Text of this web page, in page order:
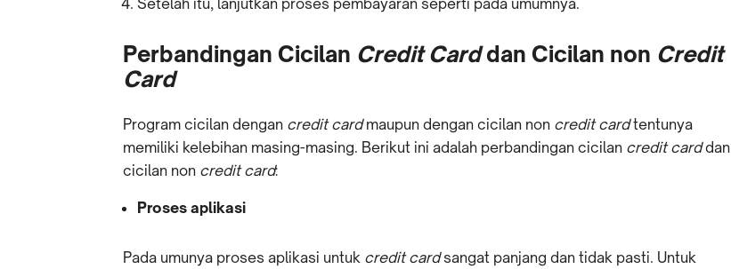
Perbandingan Cicilan Credit Carddan Cicilan non Credit
Card
Program cicilan dengan credit cardmaupun dengan cicilan non credit cardtentunya
memiliki kelebihan masing-masing. Berikut ini adalah perbandingan cicilan credit carddan
cicilan non credit card:
Proses aplikasi
Pada umunya proses aplikasi untuk credit cardsangat panjang dan tidak pasti. Untuk